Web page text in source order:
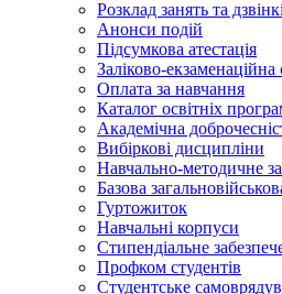
Розклад занять та
Анонси подій
Підсумкова атестація
Заліково-екзаменаційна
Оплата за навчання
Каталог освітніх
Академічна
Вибіркові дисципліни
Навчально-методичне
Базова
Гуртожиток
Навчальні корпуси
Стипендіальне
Профком студентів
Студентське